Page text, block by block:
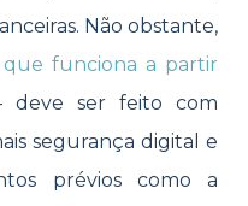
Não obstante,
funciona a partir
deve ser feito com
segurança digital e
prévios como a